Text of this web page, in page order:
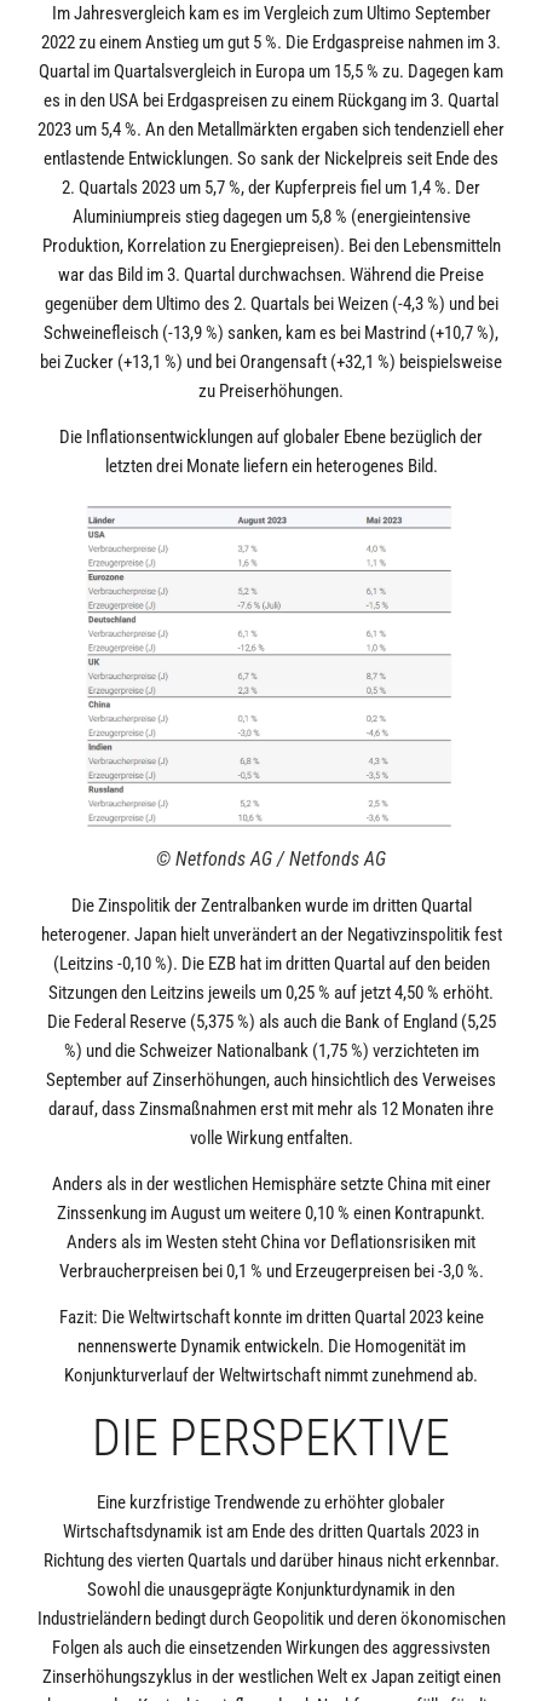
Im Jahresvergleich kam es im Vergleich zum Ultimo September
2022 zu einem Anstieg um gut 5 %. Die Erdgaspreise nahmen im 3.
Quartal im Quartalsvergleich in Europa um 15,5 % zu. Dagegen kam
es in den USA bei Erdgaspreisen zu einem Rückgang im 3. Quartal
2023 um 5,4 %. An den Metallmärkten ergaben sich tendenziell eher
entlastende Entwicklungen. So sank der Nickelpreis seit Ende des
2. Quartals 2023 um 5,7 %, der Kupferpreis fiel um 1,4 %. Der
Aluminiumpreis stieg dagegen um 5,8 % (energieintensive
Produktion, Korrelation zu Energiepreisen). Bei den Lebensmitteln
war das Bild im 3. Quartal durchwachsen. Während die Preise
gegenüber dem Ultimo des 2. Quartals bei Weizen (-4,3 %) und bei
Schweinefleisch (-13,9 %) sanken, kam es bei Mastrind (+10,7 %),
bei Zucker (+13,1 %) und bei Orangensaft (+32,1 %) beispielsweise
zu Preiserhöhungen.
Die Inflationsentwicklungen auf globaler Ebene bezüglich der
letzten drei Monate liefern ein heterogenes Bild.
© Netfonds AG / Netfonds AG
Die Zinspolitik der Zentralbanken wurde im dritten Quartal
heterogener. Japan hielt unverändert an der Negativzinspolitik fest
(Leitzins -0,10 %). Die EZB hat im dritten Quartal auf den beiden
Sitzungen den Leitzins jeweils um 0,25 % auf jetzt 4,50 % erhöht.
Die Federal Reserve (5,375 %) als auch die Bank of England (5,25
%) und die Schweizer Nationalbank (1,75 %) verzichteten im
September auf Zinserhöhungen, auch hinsichtlich des Verweises
darauf, dass Zinsmaßnahmen erst mit mehr als 12 Monaten ihre
volle Wirkung entfalten.
Anders als in der westlichen Hemisphäre setzte China mit einer
Zinssenkung im August um weitere 0,10 % einen Kontrapunkt.
Anders als im Westen steht China vor Deflationsrisiken mit
Verbraucherpreisen bei 0,1 % und Erzeugerpreisen bei -3,0 %.
Fazit: Die Weltwirtschaft konnte im dritten Quartal 2023 keine
nennenswerte Dynamik entwickeln. Die Homogenität im
Konjunkturverlauf der Weltwirtschaft nimmt zunehmend ab.
DIE PERSPEKTIVE
Eine kurzfristige Trendwende zu erhöhter globaler
Wirtschaftsdynamik ist am Ende des dritten Quartals 2023 in
Richtung des vierten Quartals und darüber hinaus nicht erkennbar.
Sowohl die unausgeprägte Konjunkturdynamik in den
Industrieländern bedingt durch Geopolitik und deren ökonomischen
Folgen als auch die einsetzenden Wirkungen des aggressivsten
Zinserhöhungszyklus in der westlichen Welt ex Japan zeitigt einen